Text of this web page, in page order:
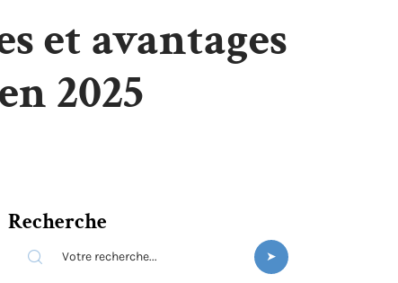
et avantages
2025
Recherche